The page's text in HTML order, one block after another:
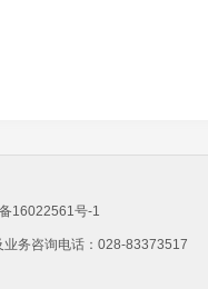
16022561号-1
业务咨询电话：028-83373517